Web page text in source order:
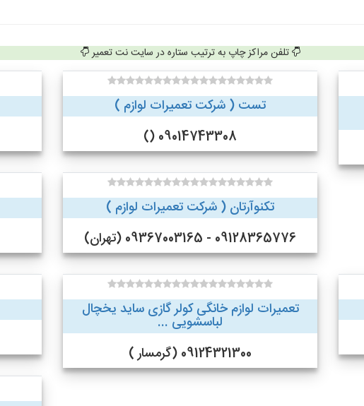
تلفن مراکز چاپ به ترتیب ستاره در سایت نت تعمیر
تست ( شرکت تعمیرات لوازم )
09014743308 ()
تکنوآرتان ( شرکت تعمیرات لوازم )
09128365776 - 09367003165 (تهران)
تعمیرات لوازم خانگی کولر گازی ساید یخچال
لباسشویی ...
09124321300 (گرمسار )